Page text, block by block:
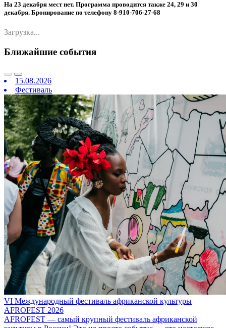
На 23 декабря мест нет. Программа проводится также 24, 29 и 30
декабря. Бронирование по телефону 8-910-706-27-68
Загрузка...
Ближайшие события
15.08.2026
Фестиваль
VI Международный фестиваль африканской культуры
AFROFEST 2026
AFROFEST — самый крупный фестиваль африканской